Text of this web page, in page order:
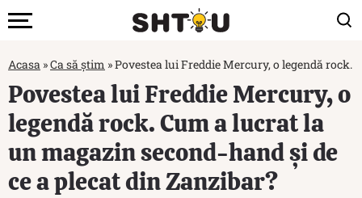
Acasa »Ca să știm »Povestea lui Freddie Mercury, o legendă rock.
Povestea lui Freddie Mercury, o
legendă rock. Cum a lucrat la
un magazin second-hand și de
ce a plecat din Zanzibar?